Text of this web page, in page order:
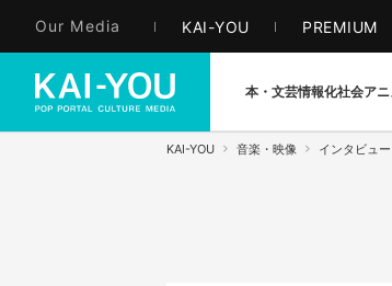
Our Media KAI-YOU PREMIUM
本・文芸情報化社会ア
KAI-YOU 音楽・映像 インタビュー